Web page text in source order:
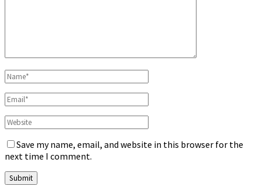
Save my name, email, and website in this browser for the
next time I comment.